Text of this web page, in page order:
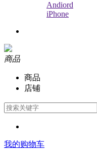
Andiord
iPhone
商品
商品
店铺
我的购物车